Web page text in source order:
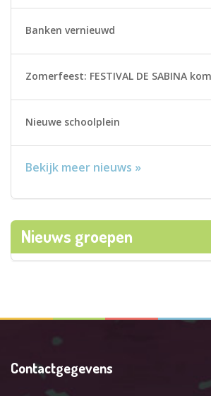
Banken vernieuwd
Zomerfeest: FESTIVAL DE SABINA
Nieuwe schoolplein
Bekijk meer nieuws »
Nieuws groepen
Contactgegevens